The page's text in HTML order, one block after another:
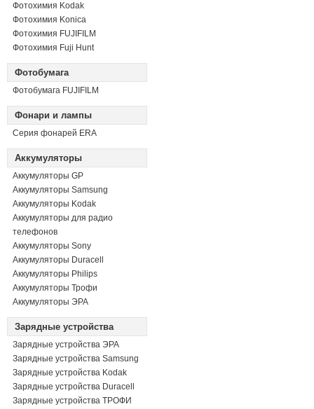
Фотохимия Kodak
Фотохимия Konica
Фотохимия FUJIFILM
Фотохимия Fuji Hunt
Фотобумага
Фотобумага FUJIFILM
Фонари и лампы
Серия фонарей ERA
Аккумуляторы
Аккумуляторы GP
Аккумуляторы Samsung
Аккумуляторы Kodak
Аккумуляторы для радио
телефонов
Аккумуляторы Sony
Аккумуляторы Duracell
Аккумуляторы Philips
Аккумуляторы Трофи
Аккумуляторы ЭРА
Зарядные устройства
Зарядные устройства ЭРА
Зарядные устройства Samsung
Зарядные устройства Kodak
Зарядные устройства Duracell
Зарядные устройства ТРОФИ